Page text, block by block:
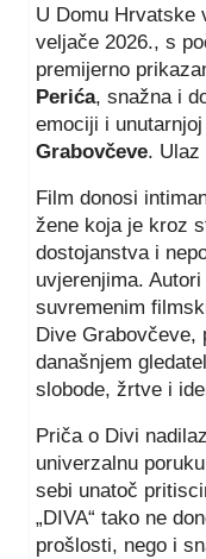
U Domu Hrvatske
veljače 2026., s
premijerno
Perića, snažna i
emociji i
Grabovčeve. Ulaz
Film donosi
žene koja je kroz
dostojanstva i
uvjerenjima.
suvremenim
Dive Grabovčeve,
današnjem
slobode, žrtve i
Priča o Divi
univerzalnu
sebi unatoč
„DIVA“ tako ne
prošlosti, nego i